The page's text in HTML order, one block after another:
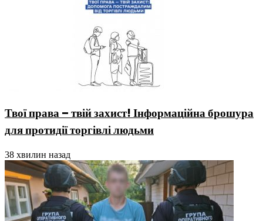
Твої права – твій захист! Інформаційна брошура
для протидії торгівлі людьми
38 хвилин назад